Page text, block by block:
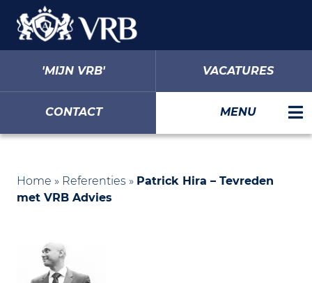
'MIJN VRB' VACATURES
CONTACT MENU
Home » Referenties » Patrick Hira – Tevreden
met VRB Advies